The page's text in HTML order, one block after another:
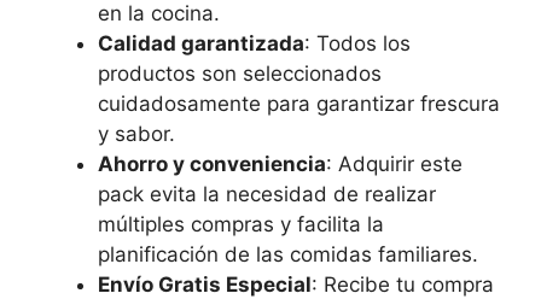
en la cocina.
Calidad garantizada: Todos los
productos son seleccionados
cuidadosamente para garantizar frescura
y sabor.
Ahorro y conveniencia: Adquirir este
pack evita la necesidad de realizar
múltiples compras y facilita la
planificación de las comidas familiares.
Envío Gratis Especial: Recibe tu compra